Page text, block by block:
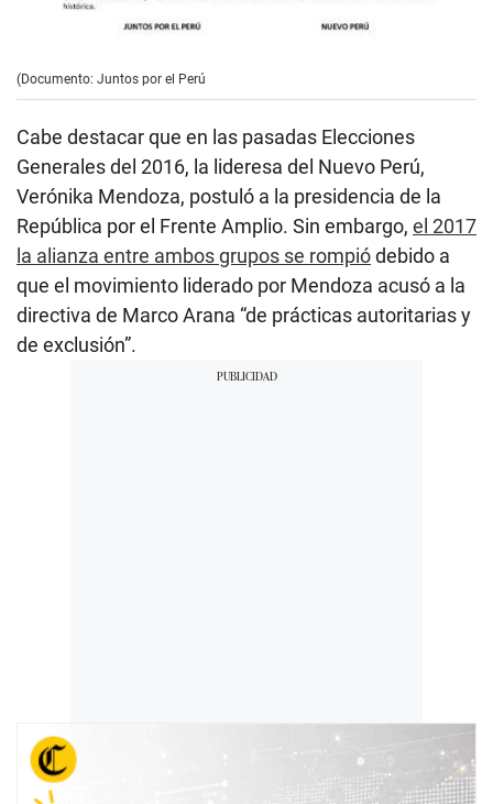
(Documento: Juntos por el Perú
Cabe destacar que en las pasadas Elecciones
Generales del 2016, la lideresa del Nuevo Perú,
Verónika Mendoza, postuló a la presidencia de la
República por el Frente Amplio. Sin embargo, el 2017
la alianza entre ambos grupos se rompiódebido a
que el movimiento liderado por Mendoza acusó a la
directiva de Marco Arana “de prácticas autoritarias y
de exclusión”.